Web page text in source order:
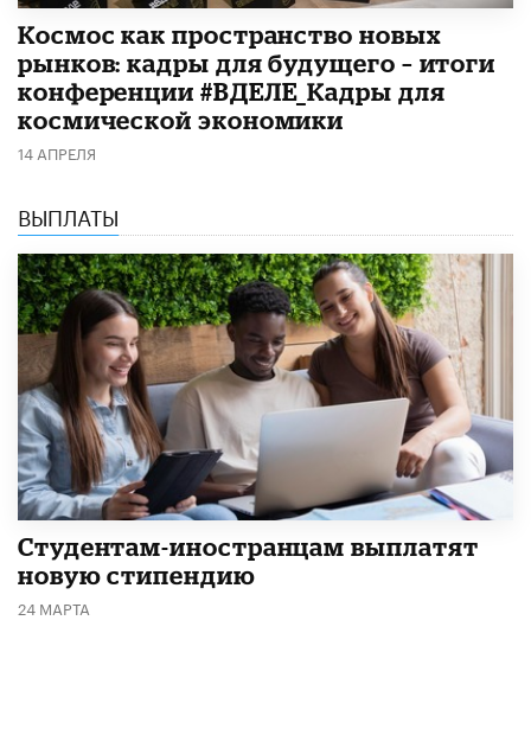
Космос как пространство новых
рынков: кадры для будущего – итоги
конференции #ВДЕЛЕ_Кадры для
космической экономики
14 АПРЕЛЯ
ВЫПЛАТЫ
Студентам-иностранцам выплатят
новую стипендию
24 МАРТА